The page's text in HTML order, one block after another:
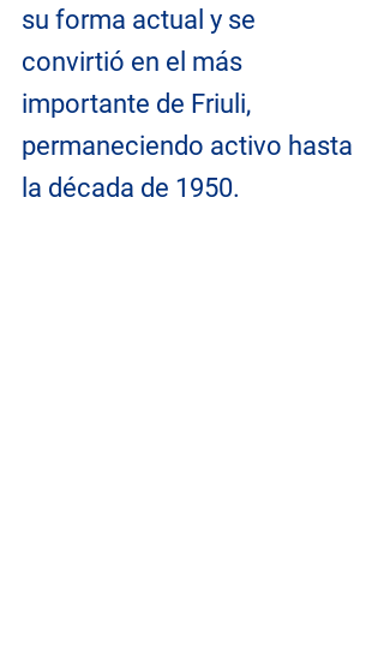
su forma actual y se
convirtió en el más
importante de Friuli,
permaneciendo activo hasta
la década de 1950.